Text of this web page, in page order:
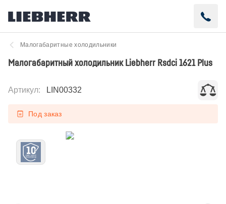
Малогабаритные холодильники
Малогабаритный холодильник Liebherr Rsdci 1621 Plus
Артикул: LIN00332
Под заказ